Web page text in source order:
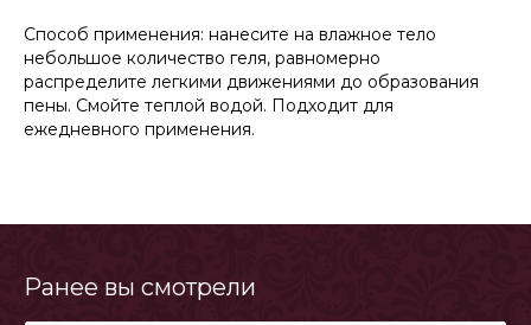
Способ применения: нанесите на влажное тело
небольшое количество геля, равномерно
распределите легкими движениями до образования
пены. Смойте теплой водой. Подходит для
ежедневного применения.
Ранее вы смотрели